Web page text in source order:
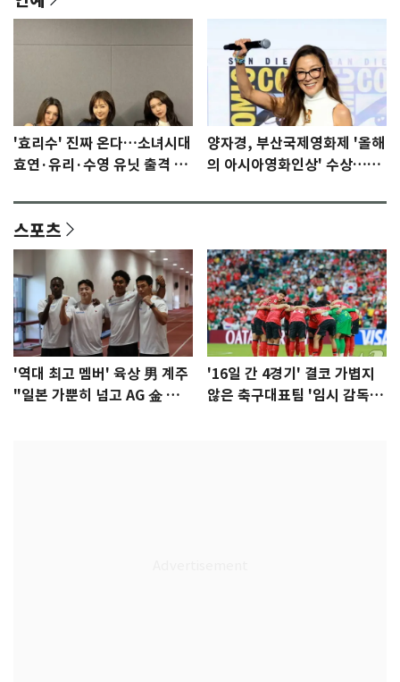
'효리수' 진짜 온다…소녀시대
효연·유리·수영 유닛 출격 [N
양자경, 부산국제영화제 '올해
의 아시아영화인상' 수상…15
스포츠
'역대 최고 멤버' 육상 男 계주
"일본 가뿐히 넘고 AG 金 따겠
'16일 간 4경기' 결코 가볍지
않은 축구대표팀 '임시 감독'